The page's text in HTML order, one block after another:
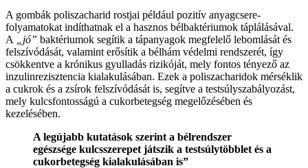
A gombák poliszacharid rostjai például pozitív anyagcsere-
folyamatokat indíthatnak el a hasznos bélbaktériumok táplálásával.
A
„jó” baktériumok segítik a tápanyagok megfelelő lebomlását és
felszívódását, valamint erősítik a bélhám védelmi rendszerét, így
csökkentve a krónikus gyulladás rizikóját, mely fontos tényező az
inzulinrezisztencia kialakulásában. Ezek a poliszacharidok mérséklik
a cukrok és a zsírok felszívódását is, segítve a testsúlyszabályozást,
mely kulcsfontosságú a cukorbetegség megelőzésében és
kezelésében.
A legújabb kutatások szerint a bélrendszer
egészsége kulcsszerepet játszik a testsúlytöbblet és a
cukorbetegség kialakulásában is”